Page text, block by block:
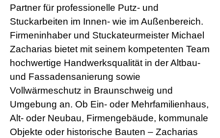
Partner für professionelle Putz- und
Stuckarbeiten im Innen- wie im Außenbereich.
Firmeninhaber und Stuckateurmeister Michael
Zacharias bietet mit seinem kompetenten Team
hochwertige Handwerksqualität in der Altbau-
und Fassadensanierung sowie
Vollwärmeschutz in Braunschweig und
Umgebung an. Ob Ein- oder Mehrfamilienhaus,
Alt- oder Neubau, Firmengebäude, kommunale
Objekte oder historische Bauten – Zacharias